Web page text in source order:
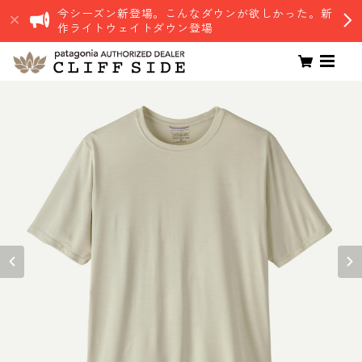
今シーズン新登場。こんなダウンが欲しかった。新
作ライトウェイトダウン登場